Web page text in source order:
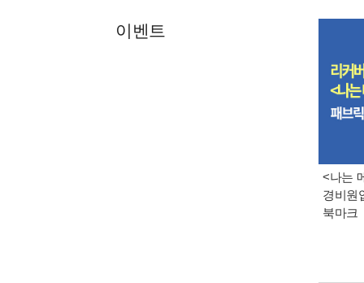
이벤트
<나는
경비원
북마크